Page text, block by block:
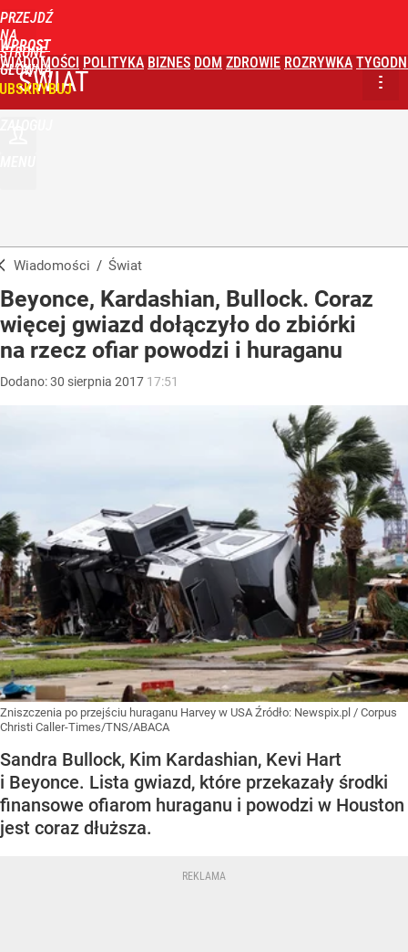
PRZEJDŹ
NA
STRONĘ
GŁÓWNĄ
WPROST
WIADOMOŚCI POLITYKA BIZNES DOM ZDROWIE ROZRYWKA
ŚWIAT
Wiadomości / Świat
Beyonce, Kardashian, Bullock. Coraz
więcej gwiazd dołączyło do zbiórki
na rzecz ofiar powodzi i huraganu
Dodano:30 sierpnia 2017 17:51
Zniszczenia po przejściu huraganu Harvey w USA Źródło: Newspix.pl / Corpus
Christi Caller-Times/TNS/ABACA
Sandra Bullock, Kim Kardashian, Kevi Hart
i Beyonce. Lista gwiazd, które przekazały środki
finansowe ofiarom huraganu i powodzi w Houston
jest coraz dłuższa.